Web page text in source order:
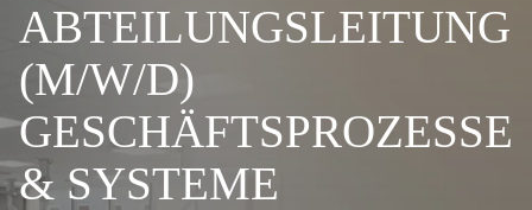
ABTEILUNGSLEITUNG
(M/W/D)
GESCHÄFTSPROZESSE
& SYSTEME